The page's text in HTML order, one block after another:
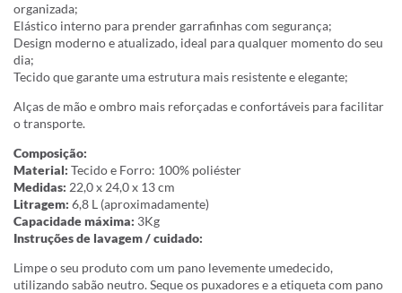
organizada;
Elástico interno para prender garrafinhas com segurança;
Design moderno e atualizado, ideal para qualquer momento do seu
dia;
Tecido que garante uma estrutura mais resistente e elegante;
Alças de mão e ombro mais reforçadas e confortáveis para facilitar
o transporte.
Composição:
Material: Tecido e Forro: 100% poliéster
Medidas: 22,0 x 24,0 x 13 cm
Litragem: 6,8 L (aproximadamente)
Capacidade máxima: 3Kg
Instruções de lavagem / cuidado:
Limpe o seu produto com um pano levemente umedecido,
utilizando sabão neutro. Seque os puxadores e a etiqueta com pano